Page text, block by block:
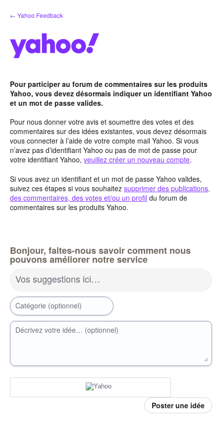
Aller
au
← Yahoo Feedback
Pour participer au forum de commentaires sur les produits
Yahoo, vous devez désormais indiquer un identifiant Yahoo
et un mot de passe valides.
Pour nous donner votre avis et soumettre des votes et des
commentaires sur des idées existantes, vous devez désormais
vous connecter à l’aide de votre compte mail Yahoo. Si vous
n’avez pas d’identifiant Yahoo ou pas de mot de passe pour
votre identifiant Yahoo, veuillez créer un nouveau compte.
Si vous avez un identifiant et un mot de passe Yahoo valides,
suivez ces étapes si vous souhaitez supprimer des publications,
des commentaires, des votes et/ou un profil du forum de
commentaires sur les produits Yahoo.
Bonjour, faites-nous savoir comment nous
pouvons améliorer notre service
Vos suggestions ici…
Catégorie (optionnel)
Décrivez votre idée… (optionnel)
Poster une idée